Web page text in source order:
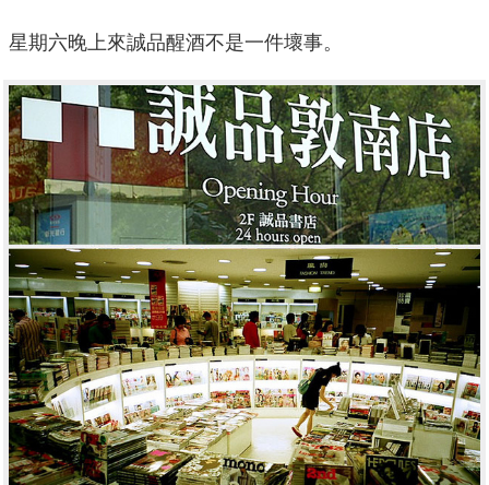
星期六晚上來誠品醒酒不是一件壞事。